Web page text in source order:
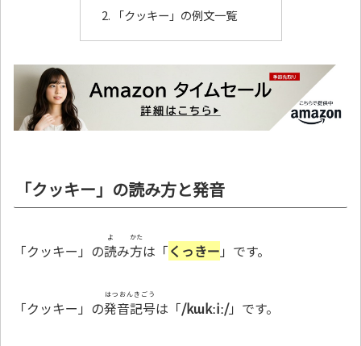
「クッキー」の例文一覧
「クッキー」の読み方と発音
「クッキー」の読
よ
み方
かた
は「くっきー 」です。
「クッキー」の発音記号
はつおんきごう
は「/kɯkːiː/」です。